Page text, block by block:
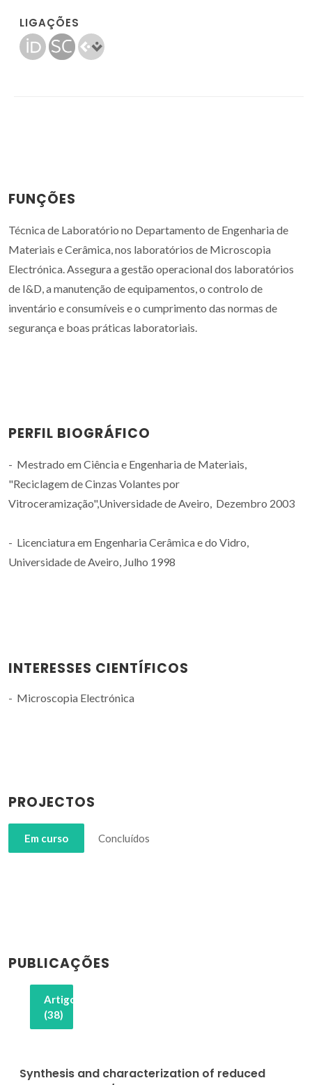
LIGAÇÕES
FUNÇÕES
Técnica de Laboratório no Departamento de Engenharia de
Materiais e Cerâmica, nos laboratórios de Microscopia
Electrónica. Assegura a gestão operacional dos laboratórios
de I&D, a manutenção de equipamentos, o controlo de
inventário e consumíveis e o cumprimento das normas de
segurança e boas práticas laboratoriais.
PERFIL BIOGRÁFICO
- Mestrado em Ciência e Engenharia de Materiais,
"Reciclagem de Cinzas Volantes por
Vitroceramização",Universidade de Aveiro, Dezembro 2003
- Licenciatura em Engenharia Cerâmica e do Vidro,
Universidade de Aveiro, Julho 1998
INTERESSES CIENTÍFICOS
- Microscopia Electrónica
PROJECTOS
Em curso Concluídos
PUBLICAÇÕES
Artigos
(38)
Synthesis and characterization of reduced